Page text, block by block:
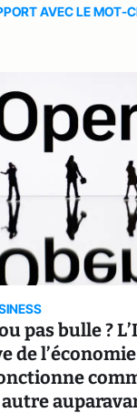
AVEC LE MOT-
pas bulle ?
de
autre